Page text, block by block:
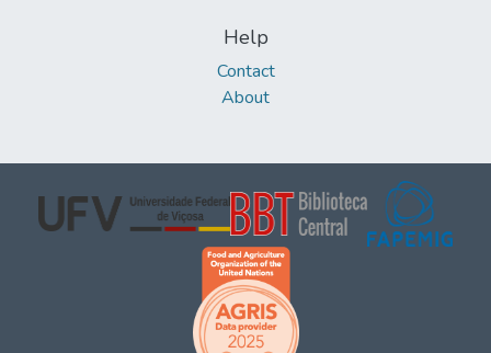
Help
Contact
About